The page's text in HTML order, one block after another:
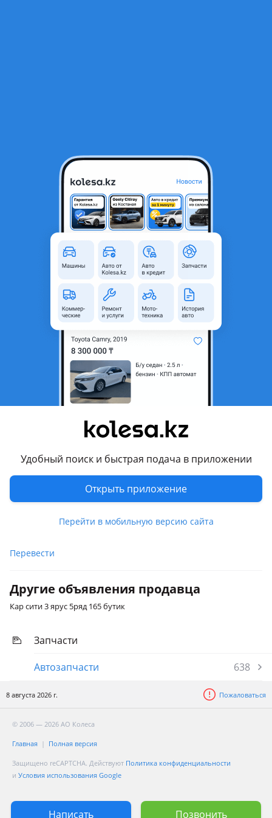
Удобный поиск и быстрая подача в приложении
Открыть приложение
Перейти в мобильную версию сайта
Крыло и крепление крыла на SKODA RAPID
Алматы, Алматинская
область
Новая
Код запчасти
2
Подходит на авто
2012 - 2017 1 поколение (NH3/NH1), 2017 - 2020 1 поколение
рестайлинг (NH3/NH1), 2020 - н.в. 2 поколение
Комментарий продавца
Новая, есть в наличии Крыло и крепление крыла на SKODA
RAPID, цены начинаются ОТ 9 000 тг и выше в зависимости
от модели и года выпуска. Так же имеются и другие
запчасти в наличии для данной марки автомашины. По
всем вопросам можете звонить или написать. Есть
Перевести
Другие объявления продавца
Кар сити 3 ярус 5ряд 165 бутик
Запчасти
Автозапчасти
638
8 августа 2026 г. Пожаловаться
Написать Позвонить
© 2006 — 2026 АО Колеса
Главная Полная версия
Защищено reCAPTCHA. Действуют Политика конфиденциальности
и Условия использования Google